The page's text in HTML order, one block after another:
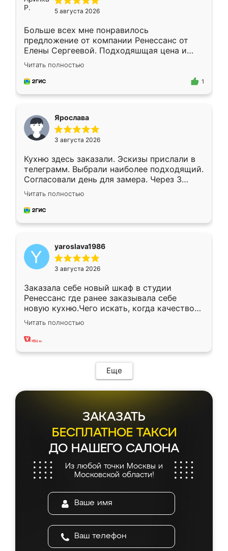
5 августа 2026
Больше всех мне понравилось
предложение от компании Ренессанс от
Елены Сергеевой. Подходяшщая цена и
короткие сроки изготовления. Приехавший
для замера сотрудник Владислав
предложил по моему эскизу самый
Читать полностью
1
Ярослава
3 августа 2026
Кухню здесь заказали. Эскизы прислали в
телеграмм. Выбрали наиболее подходящий.
Согласовали день для замера. Через 3
недели кухня была уже готова. Остались
довольны работой. Спасибо Ренессанс
мебель за качественную работу!
Читать полностью
yaroslava1986
3 августа 2026
Заказала себе новый шкаф в студии
Ренессанс где ранее заказывала себе
новую кухню.Чего искать, когда качеством
вполне довольна. Служит кухня уже почти
два года, нареканий нет.
Читать полностью
Еще
ЗАКАЗАТЬ
БЕСПЛАТНОЕ ТАКСИ
ДО НАШЕГО САЛОНА
Из любой точки Москвы и
Московской области!